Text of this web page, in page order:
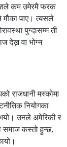
कम उमेरमै फरक
पाए। त्यसले
पुग्दासम्म ती
देख्न वा भोग्न
राजधानी मस्कोमा
नियोगका
उनले अमेरिकी र
कस्तो हुन्छ,